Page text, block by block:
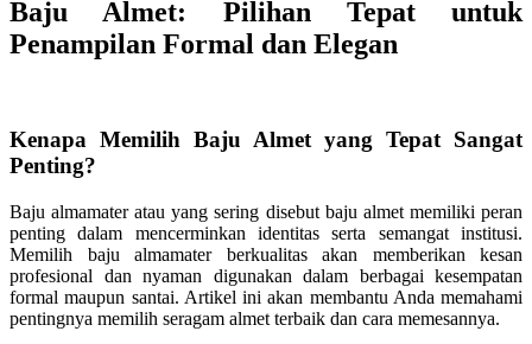
Baju Almet: Pilihan Tepat untuk
Penampilan Formal dan Elegan
Kenapa Memilih Baju Almet yang Tepat Sangat
Penting?
Baju almamater atau yang sering disebut baju almet memiliki peran
penting dalam mencerminkan identitas serta semangat institusi.
Memilih baju almamater berkualitas akan memberikan kesan
profesional dan nyaman digunakan dalam berbagai kesempatan
formal maupun santai. Artikel ini akan membantu Anda memahami
pentingnya memilih seragam almet terbaik dan cara memesannya.